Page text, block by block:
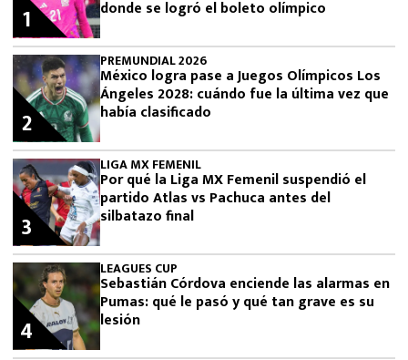
donde se logró el boleto olímpico
1
PREMUNDIAL 2026
México logra pase a Juegos Olímpicos Los
Ángeles 2028: cuándo fue la última vez que
había clasificado
2
LIGA MX FEMENIL
Por qué la Liga MX Femenil suspendió el
partido Atlas vs Pachuca antes del
silbatazo final
3
LEAGUES CUP
Sebastián Córdova enciende las alarmas en
Pumas: qué le pasó y qué tan grave es su
lesión
4